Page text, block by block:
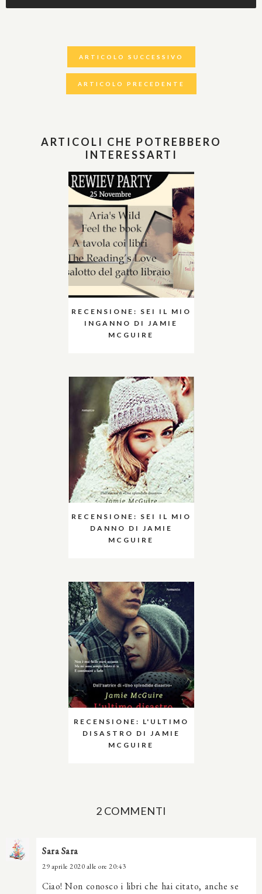
ARTICOLO SUCCESSIVO
ARTICOLO PRECEDENTE
ARTICOLI CHE POTREBBERO
INTERESSARTI
RECENSIONE: SEI IL MIO
INGANNO DI JAMIE
MCGUIRE
RECENSIONE: SEI IL MIO
DANNO DI JAMIE
MCGUIRE
RECENSIONE: L'ULTIMO
DISASTRO DI JAMIE
MCGUIRE
2 COMMENTI
Sara Sara
29 aprile 2020 alle ore 20:43
Ciao! Non conosco i libri che hai citato, anche se